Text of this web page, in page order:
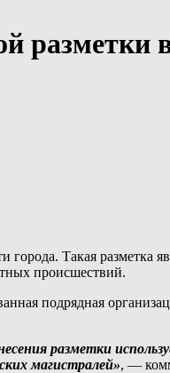
Такая разметка
происшествий.
подрядная
разметки
магистралей», —